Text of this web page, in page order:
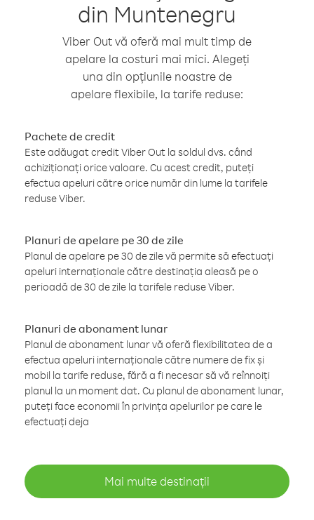
din Muntenegru
Viber Out vă oferă mai mult timp de
apelare la costuri mai mici. Alegeți
una din opțiunile noastre de
apelare flexibile, la tarife reduse:
Pachete de credit
Este adăugat credit Viber Out la soldul dvs. când
achiziționați orice valoare. Cu acest credit, puteți
efectua apeluri către orice număr din lume la tarifele
reduse Viber.
Planuri de apelare pe 30 de zile
Planul de apelare pe 30 de zile vă permite să efectuați
apeluri internaționale către destinația aleasă pe o
perioadă de 30 de zile la tarifele reduse Viber.
Planuri de abonament lunar
Planul de abonament lunar vă oferă flexibilitatea de a
efectua apeluri internaționale către numere de fix și
mobil la tarife reduse, fără a fi necesar să vă reînnoiți
planul la un moment dat. Cu planul de abonament lunar,
puteți face economii în privința apelurilor pe care le
efectuați deja
Mai multe destinații